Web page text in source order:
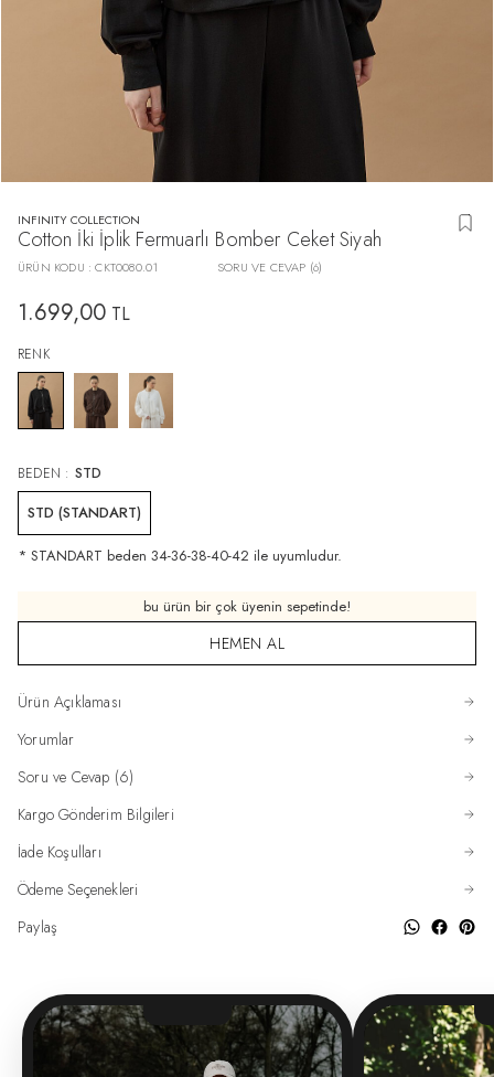
INFINITY COLLECTION
Cotton İki İplik Fermuarlı Bomber Ceket Siyah
ÜRÜN KODU :CKT0080.01 SORU VE CEVAP (6)
1.699,00 TL
RENK
BEDEN : STD
STD (STANDART)
* STANDART beden 34-36-38-40-42 ile uyumludur.
bu ürün bir çok üyenin sepetinde!
HEMEN AL
Ürün Açıklaması
Yorumlar
Soru ve Cevap (6)
Kargo Gönderim Bilgileri
İade Koşulları
Ödeme Seçenekleri
Paylaş